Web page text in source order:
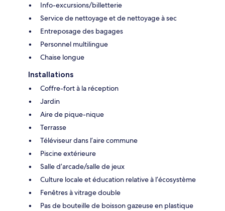
Info-excursions/billetterie
Service de nettoyage et de nettoyage à sec
Entreposage des bagages
Personnel multilingue
Chaise longue
Installations
Coffre-fort à la réception
Jardin
Aire de pique-nique
Terrasse
Téléviseur dans l’aire commune
Piscine extérieure
Salle d’arcade/salle de jeux
Culture locale et éducation relative à l’écosystème
Fenêtres à vitrage double
Pas de bouteille de boisson gazeuse en plastique